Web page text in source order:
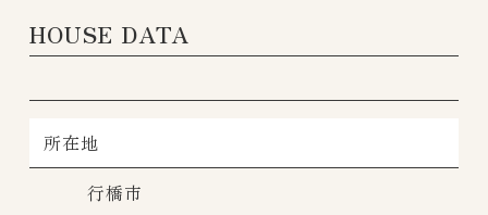
HOUSE DATA
所在地
行橋市